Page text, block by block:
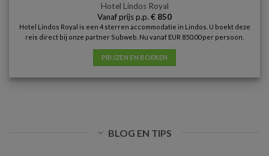
Hotel Lindos Royal
Vanaf prijs p.p. € 850
Hotel Lindos Royal is een 4 sterren accommodatie in Lindos. U boekt deze
reis direct bij onze partner Subweb. Nu vanaf EUR 850.00 per persoon.
PRIJZEN EN BOEKEN
BLOG EN TIPS